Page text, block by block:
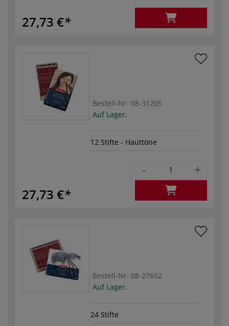
27,73 €
Bestell-Nr. 08-31205
Auf Lager.
12 Stifte - Hauttöne
27,73 €
- +
Bestell-Nr. 08-27652
Auf Lager.
24 Stifte